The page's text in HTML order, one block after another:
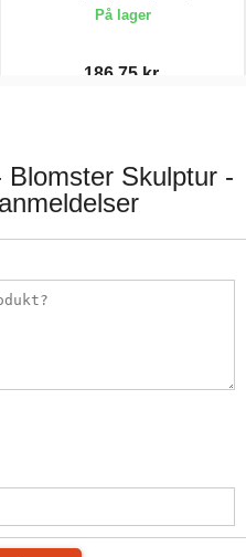
På lager
186,75 kr.
Blomster Skulptur -